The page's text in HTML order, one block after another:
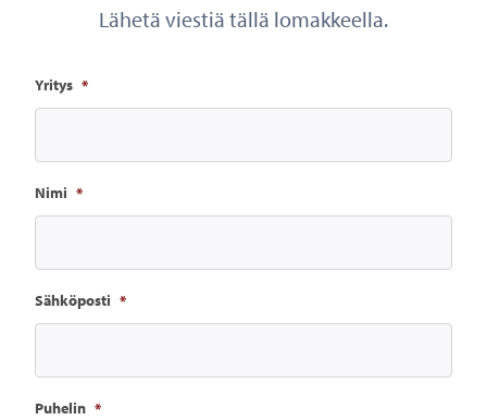
Lähetä viestiä tällä lomakkeella.
Yritys *
Nimi *
Sähköposti *
Puhelin *